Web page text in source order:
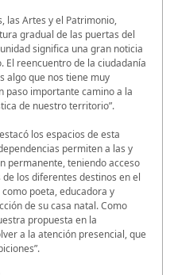
las Artes y el Patrimonio,
gradual de las puertas del
significa una gran noticia
El reencuentro de la ciudadanía
algo que nos tiene muy
paso importante camino a la
de nuestro territorio”.
los espacios de esta
permiten a las y
permanente, teniendo acceso
los diferentes destinos en el
poeta, educadora y
de su casa natal. Como
propuesta en la
a la atención presencial, que